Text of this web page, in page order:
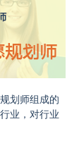
划师组成的
业，对行业